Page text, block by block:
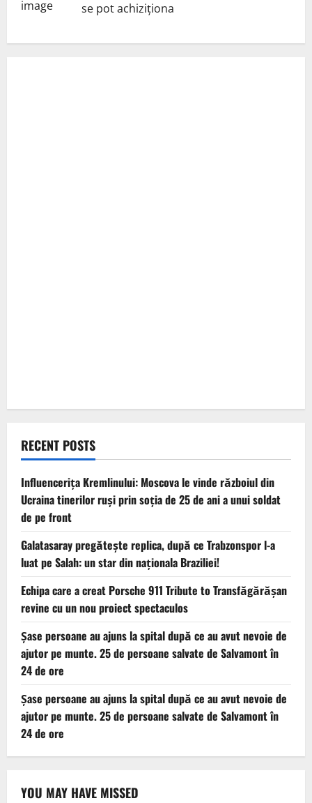
se pot achiziționa
RECENT POSTS
Influencerița Kremlinului: Moscova le vinde războiul din
Ucraina tinerilor ruși prin soția de 25 de ani a unui soldat
de pe front
Galatasaray pregătește replica, după ce Trabzonspor l-a
luat pe Salah: un star din naționala Braziliei!
Echipa care a creat Porsche 911 Tribute to Transfăgărășan
revine cu un nou proiect spectaculos
Șase persoane au ajuns la spital după ce au avut nevoie de
ajutor pe munte. 25 de persoane salvate de Salvamont în
24 de ore
Șase persoane au ajuns la spital după ce au avut nevoie de
ajutor pe munte. 25 de persoane salvate de Salvamont în
24 de ore
YOU MAY HAVE MISSED